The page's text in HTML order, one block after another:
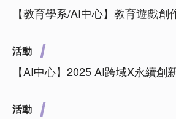
【教育學系/AI中心】教育遊戲創
活動
【AI中心】2025 AI跨域X永續創
活動